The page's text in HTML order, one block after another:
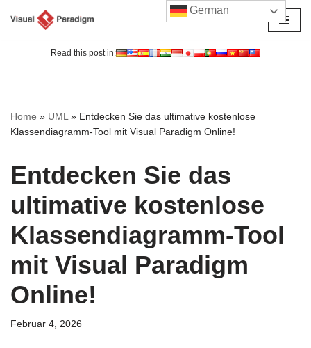
Read this post in:
Home » UML» Entdecken Sie das ultimative kostenlose
Klassendiagramm-Tool mit Visual Paradigm Online!
Entdecken Sie das
ultimative kostenlose
Klassendiagramm-Tool
mit Visual Paradigm
Online!
Februar 4, 2026
German